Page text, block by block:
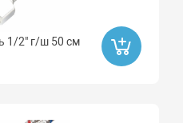
1/2" г/ш 50 см